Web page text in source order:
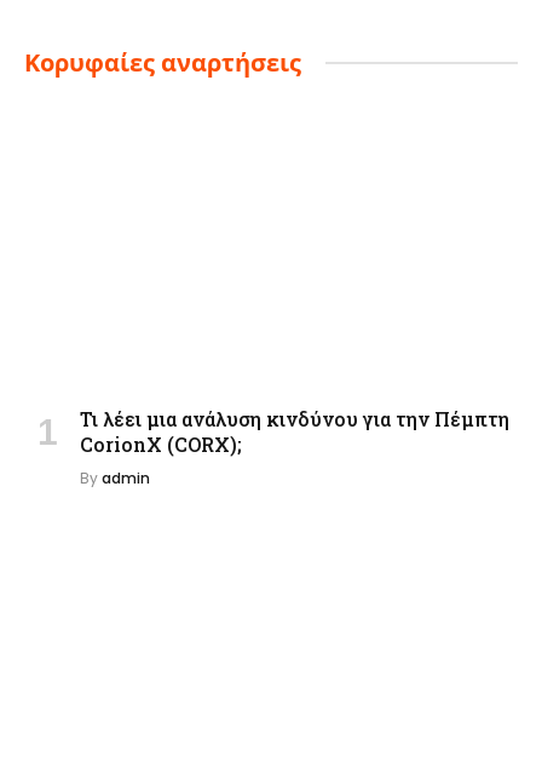
Κορυφαίες αναρτήσεις
Τι λέει μια ανάλυση κινδύνου για την Πέμπτη
CorionX (CORX);
Byadmin